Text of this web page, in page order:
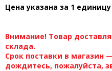
Цена указана за 1
Внимание! Товар
склада.
Срок поставки в магазин
дождитесь, пожалуйста,